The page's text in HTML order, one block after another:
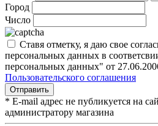
Город
Число
Ставя отметку, я даю свое
персональных данных в
персональных данных" от
Пользовательского соглашения
* E-mail адрес не публикуется на
администратору магазина